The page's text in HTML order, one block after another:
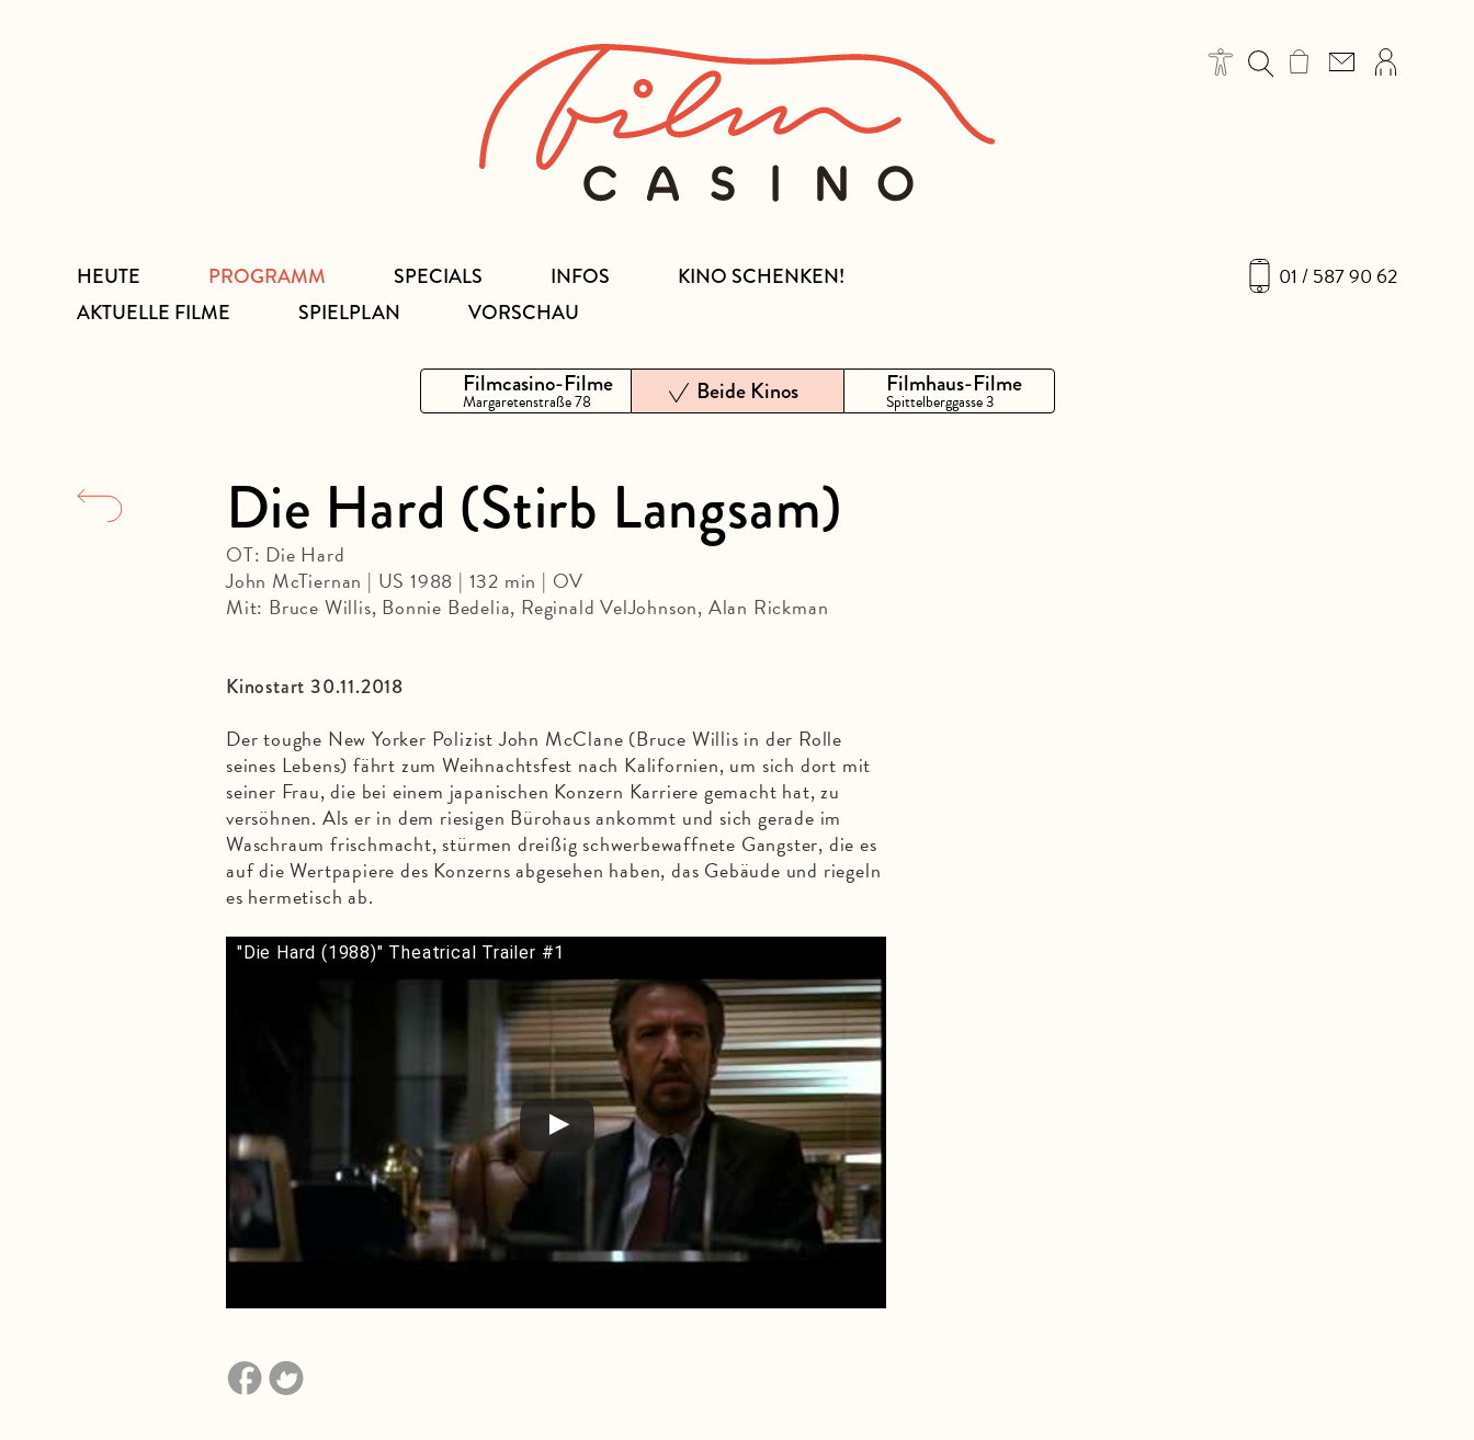
01 / 587 90 62
HEUTE
PROGRAMM
AKTUELLE FILME
SPIELPLAN VORSCHAU
SPECIALS INFOS KINO SCHENKEN!
Filmcasino-Filme
Margaretenstraße 78 Beide Kinos Filmhaus-Filme
Spittelberggasse 3
Die Hard (Stirb Langsam)
OT: Die Hard
John McTiernan | US 1988 | 132 min | OV
Mit: Bruce Willis, Bonnie Bedelia, Reginald VelJohnson, Alan Rickman
Kinostart 30.11.2018
Der toughe New Yorker Polizist John McClane (Bruce Willis in der Rolle
seines Lebens) fährt zum Weihnachtsfest nach Kalifornien, um sich dort mit
seiner Frau, die bei einem japanischen Konzern Karriere gemacht hat, zu
versöhnen. Als er in dem riesigen Bürohaus ankommt und sich gerade im
Waschraum frischmacht, stürmen dreißig schwerbewaffnete Gangster, die es
auf die Wertpapiere des Konzerns abgesehen haben, das Gebäude und riegeln
es hermetisch ab.
"Die Hard (1988)" Theatrical Trailer #1